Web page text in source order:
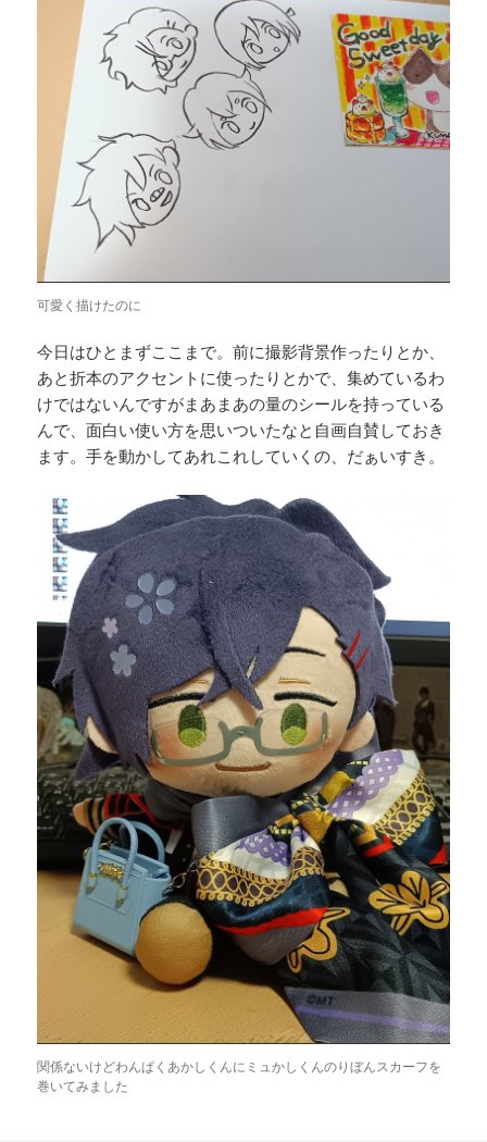
可愛く描けたのに
今日はひとまずここまで。前に撮影背景作ったりとか、
あと折本のアクセントに使ったりとかで、集めているわ
けではないんですがまあまあの量のシールを持っている
んで、面白い使い方を思いついたなと自画自賛しておき
ます。手を動かしてあれこれしていくの、だぁいすき。
関係ないけどわんぱくあかしくんにミュかしくんのりぼんスカーフを
巻いてみました